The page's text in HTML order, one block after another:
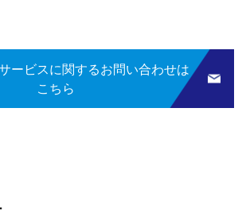
ービスに関するお問い合わせは
こちら